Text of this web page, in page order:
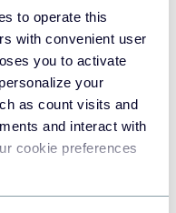
to operate this
with convenient user
you to activate
your
as count visits and
and interact with
cookie preferences
con datos frescos.
GRATUITO
de redes
Databox